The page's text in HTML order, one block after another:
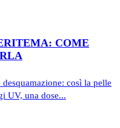
COME
così la pelle
UV, una dose...